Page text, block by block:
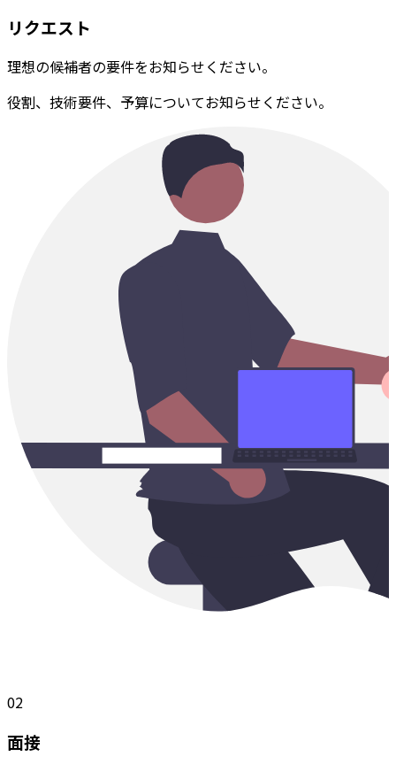
リクエスト
理想の候補者の要件をお知らせください。
役割、技術要件、予算についてお知らせください。
02
面接